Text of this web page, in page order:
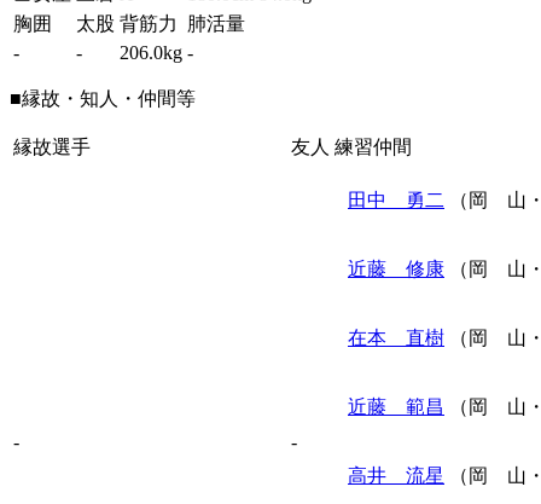
胸囲
太股 背筋力
肺活量
-
- 206.0kg -
■縁故・知人・仲間等
縁故選手 友人 練習仲間
- -
田中 勇二 （岡 山
近藤 修康 （岡 山
在本 直樹 （岡 山
近藤 範昌 （岡 山
高井 流星 （岡 山